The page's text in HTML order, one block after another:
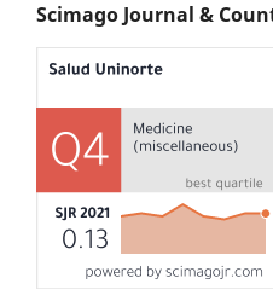
Scimago Journal &